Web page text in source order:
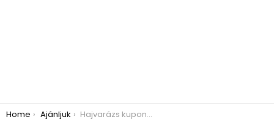
You are here:
Home Ajánljuk Hajvarázs kuponkód – Mutatjuk a kódot!